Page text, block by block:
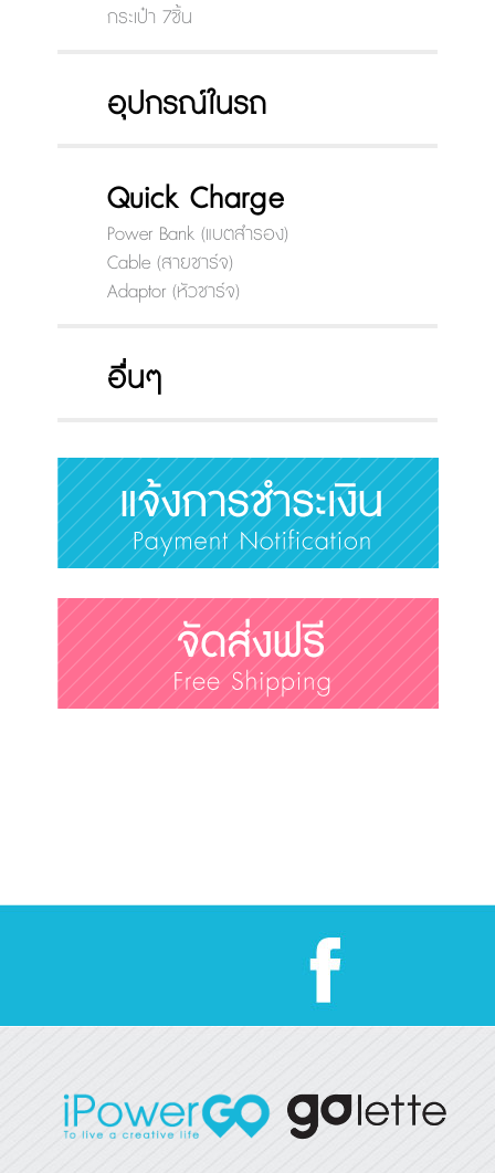
กระเป๋า 7ชิ้น
อุปกรณ์ในรถ
Quick Charge
Power Bank (แบตสำรอง)
Cable (สายชาร์จ)
Adaptor (หัวชาร์จ)
อื่นๆ